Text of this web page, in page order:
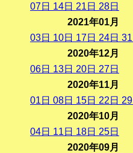
07日 14日 21 日 28日
2021年01月
03日 10日 17日 24日 31
2020年12月
06日 13日 20日 27日
2020年11月
01 日 08日 15日 22 日 29
2020年10月
04日 11 日 18日 25日
2020年09月